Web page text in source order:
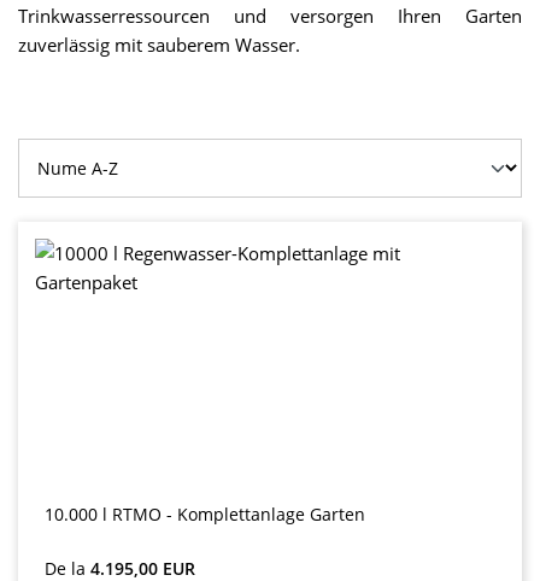
Trinkwasserressourcen und versorgen Ihren Garten
zuverlässig mit sauberem Wasser.
10.000 l RTMO - Komplettanlage Garten
Preț obișnuit:
De la 4.195,00 EUR